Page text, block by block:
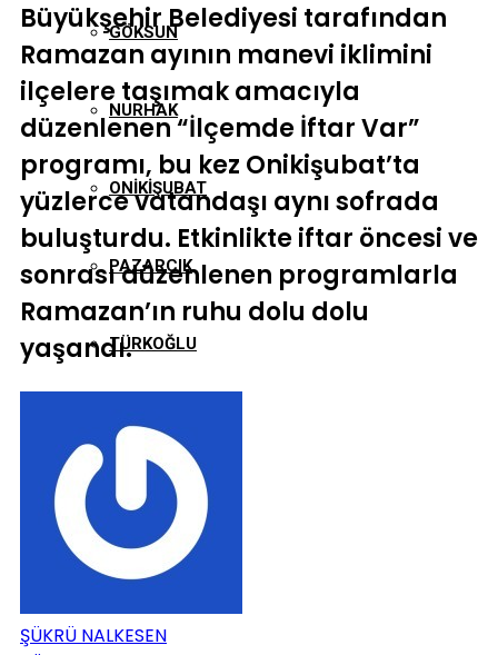
GÖKSUN
NURHAK
ONIKIŞUBAT
PAZARCIK
TÜRKOĞLU
Büyükşehir Belediyesi tarafından
Ramazan ayının manevi iklimini
ilçelere taşımak amacıyla
düzenlenen “İlçemde İftar Var”
programı, bu kez Onikişubat’ta
yüzlerce vatandaşı aynı sofrada
buluşturdu. Etkinlikte iftar öncesi ve
sonrası düzenlenen programlarla
Ramazan’ın ruhu dolu dolu
yaşandı.
ŞÜKRÜ NALKESEN